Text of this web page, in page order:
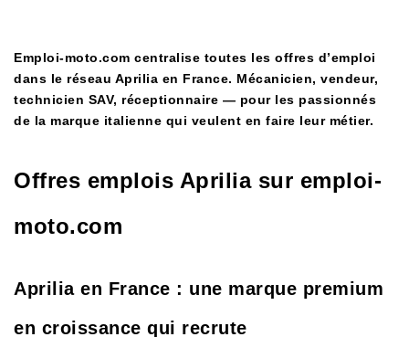
Emploi-moto.com centralise toutes les offres d’emploi
dans le réseau Aprilia en France. Mécanicien, vendeur,
technicien SAV, réceptionnaire — pour les passionnés
de la marque italienne qui veulent en faire leur métier.
Offres emplois Aprilia sur emploi-
moto.com
Aprilia en France : une marque premium
en croissance qui recrute